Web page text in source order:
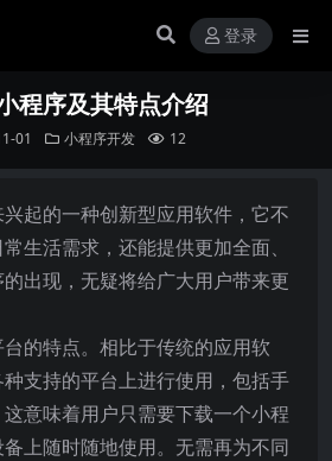
登录
程序及其特点介绍
01 小程序开发 12
起的一种创新型应用软件，它不
生活需求，还能提供更加全面、
出现，无疑将给广大用户带来更
的特点。相比于传统的应用软
支持的平台上进行使用，包括手
意味着用户只需要下载一个小程
上随时随地使用。无需再为不同